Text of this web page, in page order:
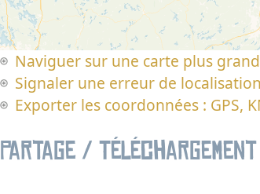
Naviguer sur une carte plus
Signaler une erreur de
Exporter les coordonnées : GPS,
Partage / Téléchargement